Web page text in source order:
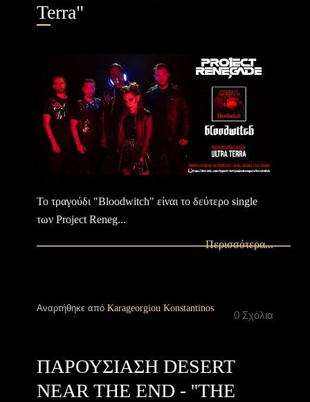
Terra"
Το τραγούδι "Bloodwitch" είναι το δεύτερο single
των Project Reneg...
Περισσότερα...
0 Σχόλια
Αναρτήθηκε από Karageorgiou Konstantinos
ΠΑΡΟΥΣΙΑΣΗ DESERT
NEAR THE END - ''THE